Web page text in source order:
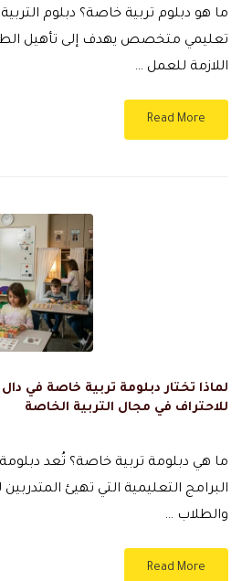
ما هو دبلوم تربية خاصة؟ دبلوم
تعليمي متخصص يهدف إلى تأهيل
اللازمة للعمل …
Read More
لماذا تختار دبلومة تربية خاصة في
للاحتراف في مجال التربية الخاصة
ما هي دبلومة تربية خاصة؟ تُعد
البرامج التعليمية التي تهيئ
والطلاب …
Read More